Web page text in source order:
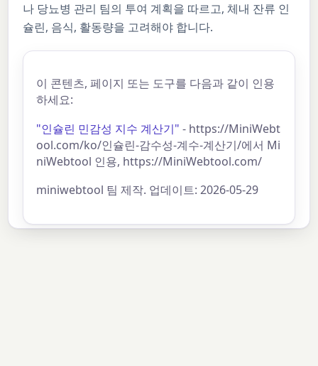
나 당뇨병 관리 팀의 투여 계획을 따르고, 체내 잔류 인
슐린, 음식, 활동량을 고려해야 합니다.
이 콘텐츠, 페이지 또는 도구를 다음과 같이 인용
하세요:
"인슐린 민감성 지수 계산기" - https://MiniWebt
ool.com/ko/인슐린-감수성-계수-계산기/에서 Mi
niWebtool 인용, https://MiniWebtool.com/
miniwebtool 팀 제작. 업데이트: 2026-05-29